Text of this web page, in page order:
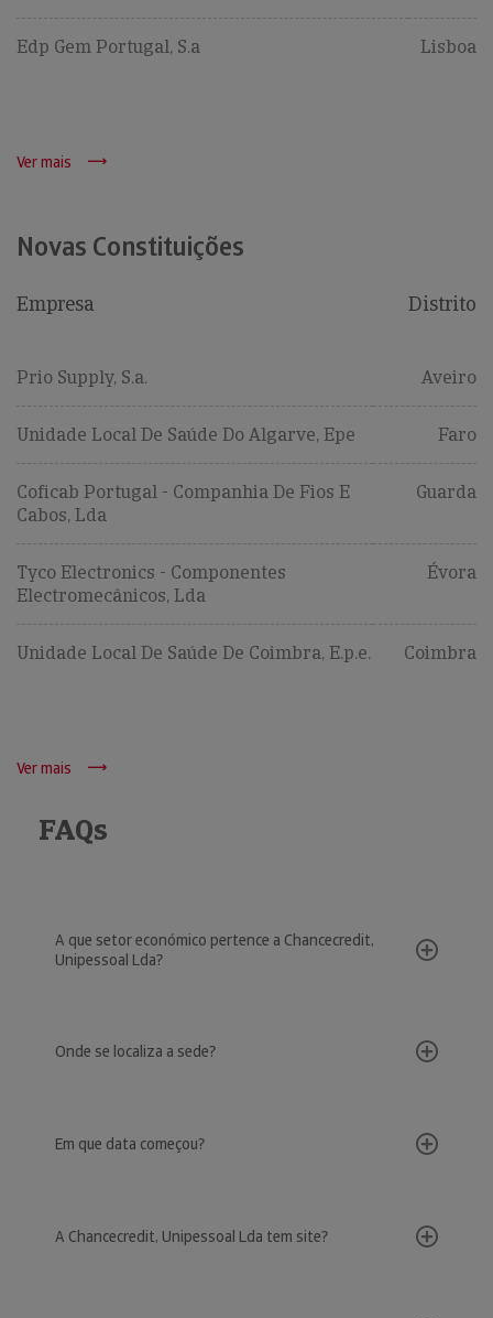
Edp Gem Portugal, S.a Lisboa
Ver mais
Novas Constituições
Empresa Distrito
Prio Supply, S.a. Aveiro
Unidade Local De Saúde Do Algarve, Epe Faro
Coficab Portugal - Companhia De Fios E
Cabos, Lda
Guarda
Tyco Electronics - Componentes
Electromecânicos, Lda
Évora
Unidade Local De Saúde De Coimbra, E.p.e. Coimbra
Ver mais
FAQs
A que setor económico pertence a Chancecredit,
Unipessoal Lda?
Onde se localiza a sede?
Em que data começou?
A Chancecredit, Unipessoal Lda tem site?